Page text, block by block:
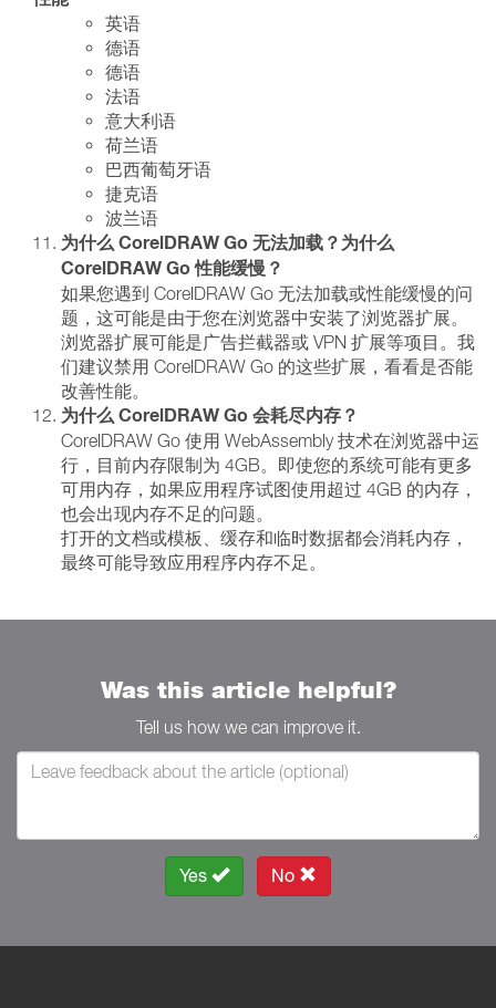
英语
德语
德语
法语
意大利语
荷兰语
巴西葡萄牙语
捷克语
波兰语
为什么 CorelDRAW Go 无法加载？为什么
CorelDRAW Go 性能缓慢？
如果您遇到 CorelDRAW Go 无法加载或性能缓慢的问
题，这可能是由于您在浏览器中安装了浏览器扩展。
浏览器扩展可能是广告拦截器或 VPN 扩展等项目。我
们建议禁用 CorelDRAW Go 的这些扩展，看看是否能
改善性能。
为什么 CorelDRAW Go 会耗尽内存？
CorelDRAW Go 使用 WebAssembly 技术在浏览器中运
行，目前内存限制为 4GB。即使您的系统可能有更多
可用内存，如果应用程序试图使用超过 4GB 的内存，
也会出现内存不足的问题。
打开的文档或模板、缓存和临时数据都会消耗内存，
最终可能导致应用程序内存不足。
Was this article helpful?
Tell us how we can improve it.
Yes No